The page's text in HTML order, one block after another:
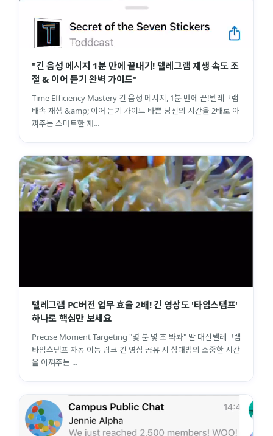
"긴 음성 메시지 1분 만에 끝내기! 텔레그램 재생 속도 조
절 & 이어 듣기 완벽 가이드"
Time Efficiency Mastery 긴 음성 메시지, 1분 만에 끝!텔레그램
배속 재생 &amp; 이어 듣기 가이드 바쁜 당신의 시간을 2배로 아
껴주는 스마트한 재...
텔레그램 PC버전 업무 효율 2배! 긴 영상도 '타임스탬프'
하나로 핵심만 보세요
Precise Moment Targeting "몇 분 몇 초 봐봐" 말 대신텔레그램
타임스탬프 자동 이동 링크 긴 영상 공유 시 상대방의 소중한 시간
을 아껴주는 ...